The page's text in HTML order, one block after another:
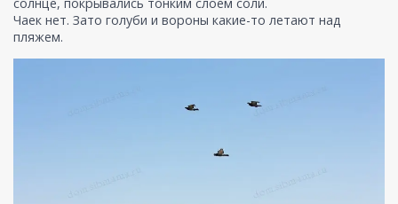
Чаек нет. Зато голуби и вороны какие-то летают над
пляжем.